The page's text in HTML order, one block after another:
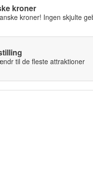
kroner
kroner! Ingen skjulte
til de fleste attraktioner